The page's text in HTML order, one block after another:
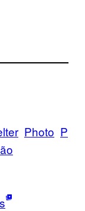
Photo P